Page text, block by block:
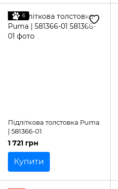
6
Підліткова толстовка Puma
| 581366-01
1 721 грн
Купити